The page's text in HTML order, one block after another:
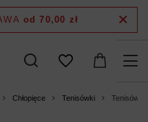
od 70,00 zł
Chłopięce Tenisówki Tenisówki